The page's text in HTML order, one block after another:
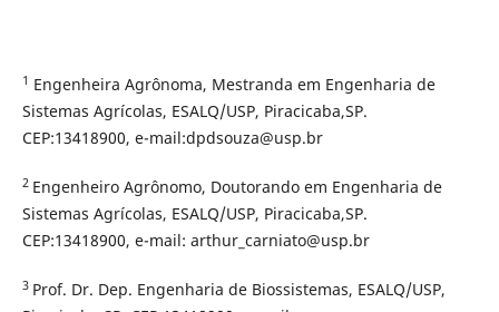
1 Engenheira Agrônoma, Mestranda em Engenharia de
Sistemas Agrícolas, ESALQ/USP, Piracicaba,SP.
CEP:13418900, e-mail:dpdsouza@usp.br
2 Engenheiro Agrônomo, Doutorando em Engenharia de
Sistemas Agrícolas, ESALQ/USP, Piracicaba,SP.
CEP:13418900, e-mail: arthur_carniato@usp.br
3 Prof. Dr. Dep. Engenharia de Biossistemas, ESALQ/USP,